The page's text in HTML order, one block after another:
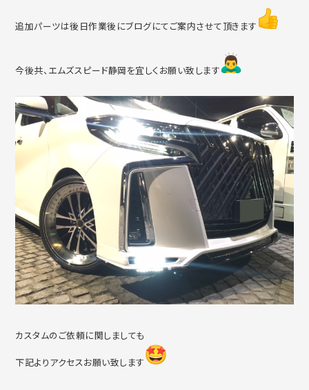
追加パーツは後日作業後にブログにてご案内させて頂きます
今後共、エムズスピード静岡を宜しくお願い致します
カスタムのご依頼に関しましても
下記よりアクセスお願い致します